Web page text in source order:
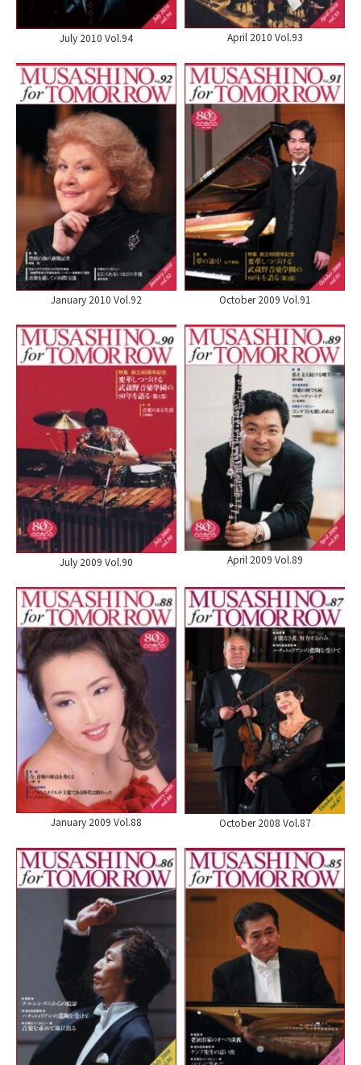
July 2010 Vol.94 April 2010 Vol.93
January 2010 Vol.92 October 2009 Vol.91
July 2009 Vol.90 April 2009 Vol.89
January 2009 Vol.88 October 2008 Vol.87